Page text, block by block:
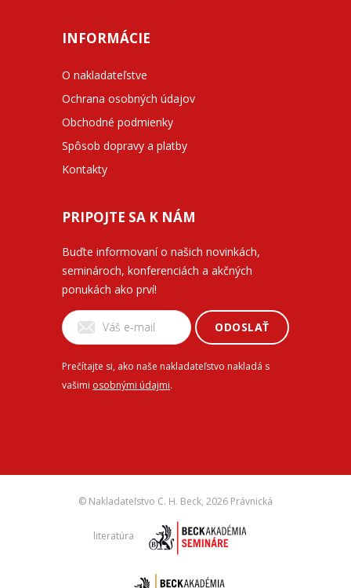
INFORMÁCIE
O nakladateľstve
Ochrana osobných údajov
Obchodné podmienky
Spôsob dopravy a platby
Kontakty
PRIPOJTE SA K NÁM
Buďte informovaní o našich novinkách,
seminároch, konferenciách a akčných
ponukách ako prví!
ODOSLAŤ
Prečítajte si, ako naše nakladateľstvo nakladá s
vašimi osobnými údajmi.
© Nakladateľstvo C. H. Beck, 2026 Právnická
literatúra